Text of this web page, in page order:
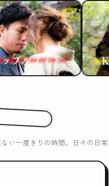
い一度きりの時間。日々の日